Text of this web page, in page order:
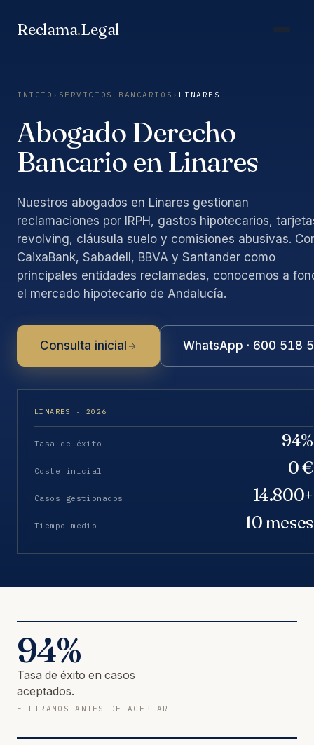
Reclama.Legal
INICIO › SERVICIOS BANCARIOS › LINARES
Abogado Derecho
Bancario en Linares
Nuestros abogados en Linares gestionan
reclamaciones por IRPH, gastos hipotecarios,
revolving, cláusula suelo y comisiones abusivas.
CaixaBank, Sabadell, BBVA y Santander como
principales entidades reclamadas, conocemos a
el mercado hipotecario de Andalucía.
Consulta inicial WhatsApp · 600 518
LINARES · 2026
Tasa de éxito 94%
Coste inicial 0 €
Casos gestionados 14.800+
Tiempo medio 10 meses
94%
Tasa de éxito en casos
aceptados.
FILTRAMOS ANTES DE ACEPTAR